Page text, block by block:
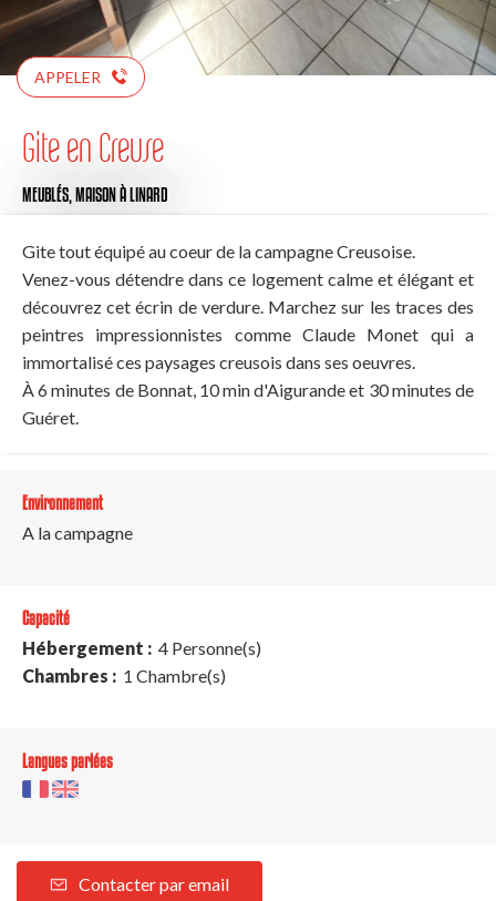
APPELER
Gite en Creuse
MEUBLÉS, MAISONÀ LINARD
Gite tout équipé au coeur de la campagne Creusoise.
Venez-vous détendre dans ce logement calme et élégant et
découvrez cet écrin de verdure. Marchez sur les traces des
peintres impressionnistes comme Claude Monet qui a
immortalisé ces paysages creusois dans ses oeuvres.
À 6 minutes de Bonnat, 10 min d'Aigurande et 30 minutes de
Guéret.
Environnement
A la campagne
Capacité
Hébergement : 4 Personne(s)
Chambres : 1 Chambre(s)
Langues parlées
Contacter par email